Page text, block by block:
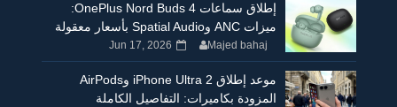
إطلاق سماعات OnePlus Nord Buds 4:
ميزات ANC وSpatial Audio بأسعار معقولة
Majed bahaj
Jun 17, 2026
موعد إطلاق iPhone Ultra 2 وAirPods
المزودة بكاميرات: التفاصيل الكاملة